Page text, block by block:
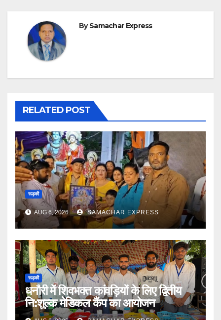
BySamachar Express
RELATED POST
रूड़की
AUG 6, 2026 SAMACHAR EXPRESS
रूड़की
धनौरी में शिवभक्त कांवड़ियों के लिए द्वितीय
नि:शुल्क मेडिकल कैंप का आयोजन